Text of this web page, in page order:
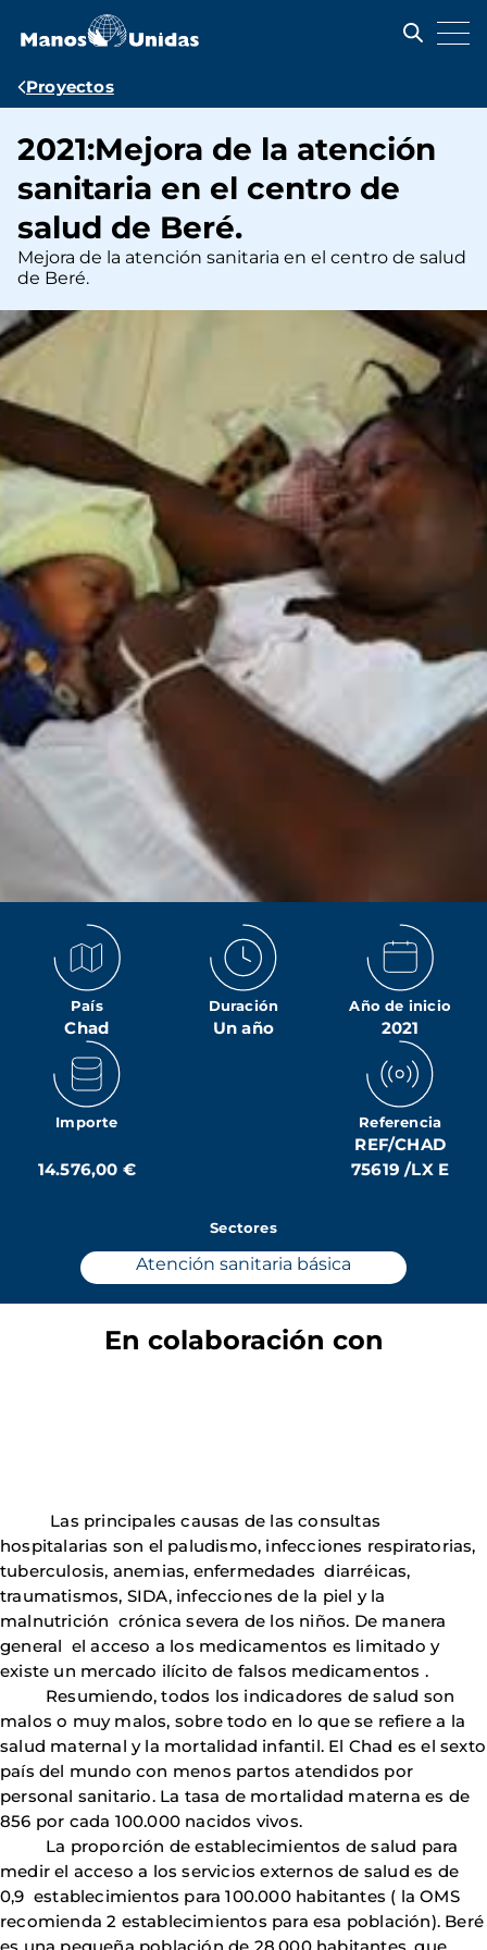
contenido
Ruta
navegación
Proyectos
2021:Mejora de la atención
sanitaria en el centro de
salud de Beré.
Mejora de la atención sanitaria en el centro de salud
de Beré.
País
Chad
Duración
Un año
Año de inicio
2021
Importe
14.576,00 €
Referencia
REF/CHAD
75619 /LX E
Sectores
Atención sanitaria básica
En colaboración con
Las principales causas de las consultas
hospitalarias son el paludismo, infecciones respiratorias,
tuberculosis, anemias, enfermedades diarréicas,
traumatismos, SIDA, infecciones de la piel y la
malnutrición crónica severa de los niños. De manera
general el acceso a los medicamentos es limitado y
existe un mercado ilícito de falsos medicamentos .
Resumiendo, todos los indicadores de salud son
malos o muy malos, sobre todo en lo que se refiere a la
salud maternal y la mortalidad infantil. El Chad es el sexto
país del mundo con menos partos atendidos por
personal sanitario. La tasa de mortalidad materna es de
856 por cada 100.000 nacidos vivos.
La proporción de establecimientos de salud para
medir el acceso a los servicios externos de salud es de
0,9 establecimientos para 100.000 habitantes ( la OMS
recomienda 2 establecimientos para esa población). Beré